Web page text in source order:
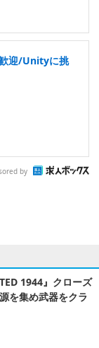
迎/Unityに挑
by
1944』クローズ
を集め武器をクラ